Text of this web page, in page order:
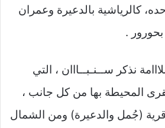
كالرياشية بالدعيرة وعمران
.
نذكر ســنـبــااان ، التي
المحيطة بها من كل جانب ،
(جُمل والدعيرة) ومن الشمال